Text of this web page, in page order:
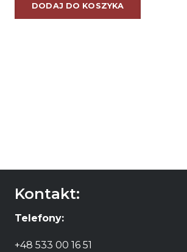
DODAJ DO KOSZYKA
Kontakt:
Telefony:
+48 533 00 16 51